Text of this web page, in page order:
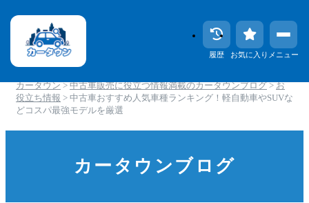
履歴 お気に入り メニュー
カータウン>中古車販売に役立つ情報満載のカータウンブログ>お
役立ち情報 > 中古車おすすめ人気車種ランキング！軽自動車やSUVな
どコスパ最強モデルを厳選
カータウンブログ